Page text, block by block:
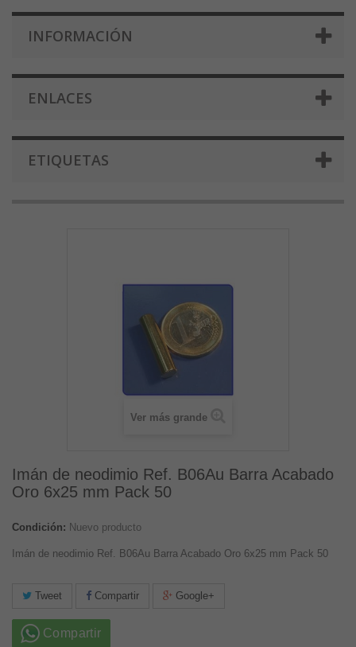
INFORMACIÓN
ENLACES
ETIQUETAS
Ver más grande
Imán de neodimio Ref. B06Au Barra Acabado
Oro 6x25 mm Pack 50
Condición: Nuevo producto
Imán de neodimio Ref. B06Au Barra Acabado Oro 6x25 mm Pack 50
Tweet Compartir Google+
Compartir